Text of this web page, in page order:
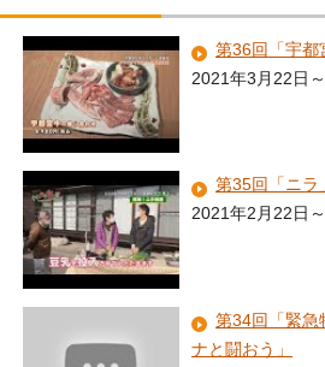
第36回「宇都
2021年3月22日
第35回「ニラ
2021年2月22日
第34回「緊
ナと闘おう」